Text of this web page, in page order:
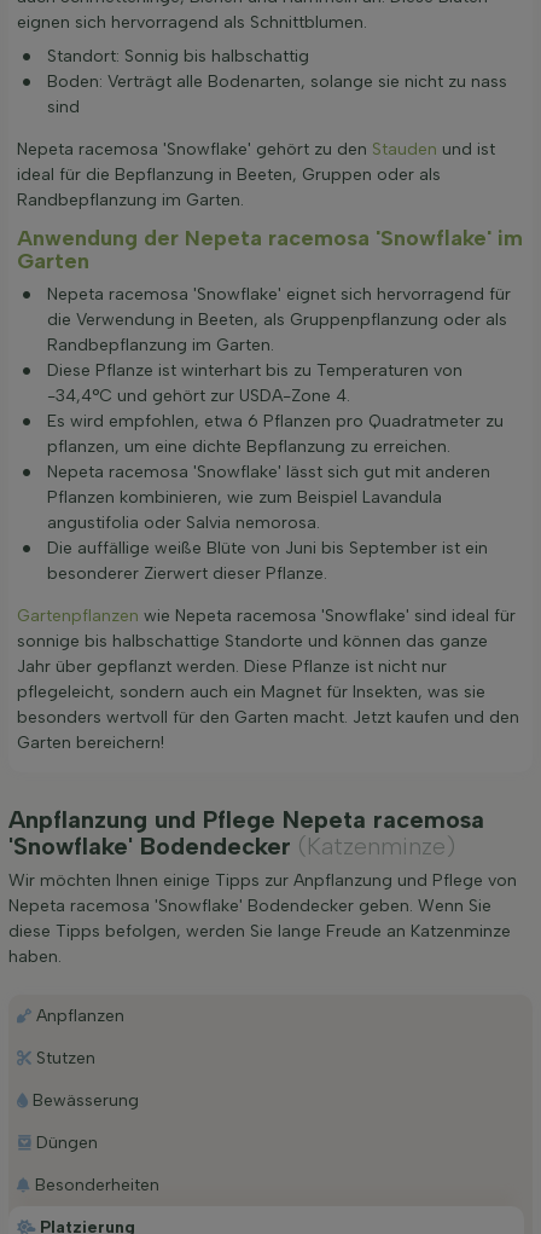
eignen sich hervorragend als Schnittblumen.
Standort: Sonnig bis halbschattig
Boden: Verträgt alle Bodenarten, solange sie nicht zu nass
sind
Nepeta racemosa 'Snowflake' gehört zu den Stauden und ist
ideal für die Bepflanzung in Beeten, Gruppen oder als
Randbepflanzung im Garten.
Anwendung der Nepeta racemosa 'Snowflake' im
Garten
Nepeta racemosa 'Snowflake' eignet sich hervorragend für
die Verwendung in Beeten, als Gruppenpflanzung oder als
Randbepflanzung im Garten.
Diese Pflanze ist winterhart bis zu Temperaturen von
-34,4°C und gehört zur USDA-Zone 4.
Es wird empfohlen, etwa 6 Pflanzen pro Quadratmeter zu
pflanzen, um eine dichte Bepflanzung zu erreichen.
Nepeta racemosa 'Snowflake' lässt sich gut mit anderen
Pflanzen kombinieren, wie zum Beispiel Lavandula
angustifolia oder Salvia nemorosa.
Die auffällige weiße Blüte von Juni bis September ist ein
besonderer Zierwert dieser Pflanze.
Gartenpflanzen wie Nepeta racemosa 'Snowflake' sind ideal für
sonnige bis halbschattige Standorte und können das ganze
Jahr über gepflanzt werden. Diese Pflanze ist nicht nur
pflegeleicht, sondern auch ein Magnet für Insekten, was sie
besonders wertvoll für den Garten macht. Jetzt kaufen und den
Garten bereichern!
Anpflanzung und Pflege Nepeta racemosa
'Snowflake' Bodendecker (Katzenminze)
Wir möchten Ihnen einige Tipps zur Anpflanzung und Pflege von
Nepeta racemosa 'Snowflake' Bodendecker geben. Wenn Sie
diese Tipps befolgen, werden Sie lange Freude an Katzenminze
haben.
Platzierung
Anpflanzen
Stutzen
Bewässerung
Düngen
Besonderheiten